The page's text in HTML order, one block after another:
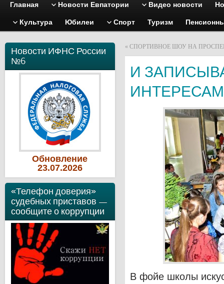
Главная Новости Евпатории Видео новости
Культура Юбилеи Спорт Туризм
Новости ИФНС России
№6
Обновление
23.07.2026
«Телефон доверия»
судебных приставов —
сообщите о коррупции
« СПОРТИВНОЕ ШОУ НА
И
ИНТЕРЕСАМ
В фойе школы